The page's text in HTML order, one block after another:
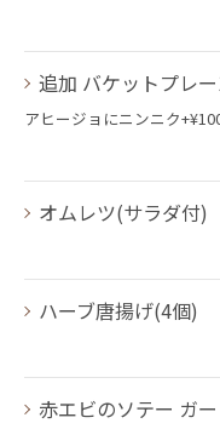
追加 バケットプレ
アヒージョにニンニク
オムレツ(サラダ付)
ハーブ唐揚げ(4個)
赤エビのソテー ガ